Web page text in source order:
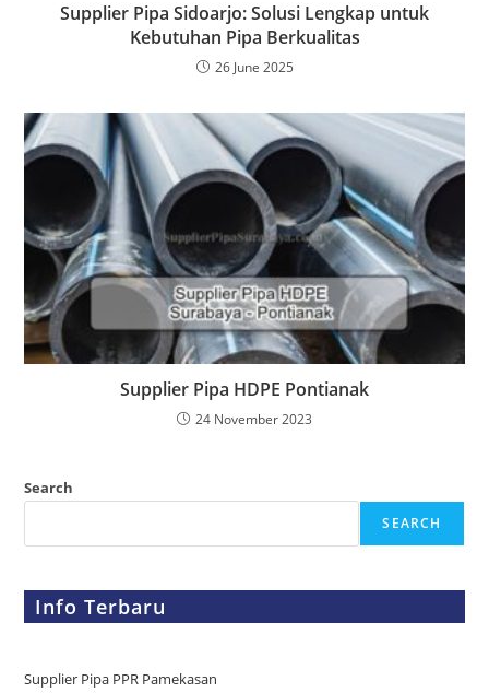
Supplier Pipa Sidoarjo: Solusi Lengkap untuk
Kebutuhan Pipa Berkualitas
26 June 2025
Supplier Pipa HDPE Pontianak
24 November 2023
Search
SEARCH
Info Terbaru
Supplier Pipa PPR Pamekasan